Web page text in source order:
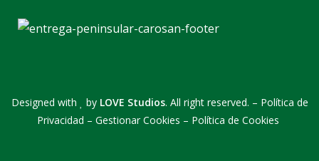
Designed with by LOVE Studios. All right reserved. – Política de
Privacidad – Gestionar Cookies – Política de Cookies